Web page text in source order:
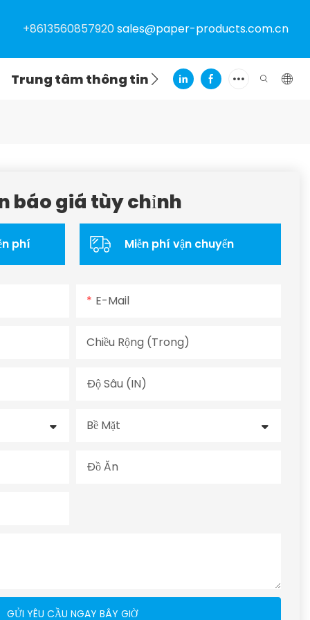
+8613560857920sales@paper-products.com.cn
Trung tâm thông tin Liên hệ
báo giá tùy chỉnh
phí Miễn phí vận chuyển
E-Mail
Chiều Rộng (trong)
Độ Sâu (IN)
Bề Mặt
Đồ Ăn
GỬI YÊU CẦU NGAY BÂY GIỜ